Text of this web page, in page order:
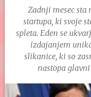
Zadnji mesec sta
startupa, ki svoje
spleta. Eden se
izdajanjem
slikanice, ki so
nastopa